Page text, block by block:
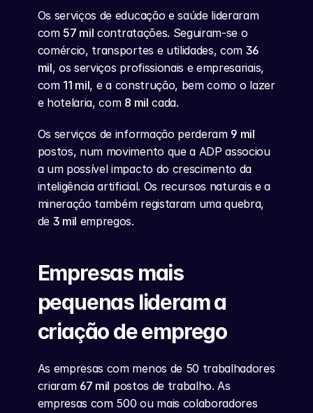
Os serviços de educação e saúde lideraram
com 57 mil contratações. Seguiram-se o
comércio, transportes e utilidades, com 36
mil, os serviços profissionais e empresariais,
com 11 mil, e a construção, bem como o lazer
e hotelaria, com 8 mil cada.
Os serviços de informação perderam 9 mil
postos, num movimento que a ADP associou
a um possível impacto do crescimento da
inteligência artificial. Os recursos naturais e a
mineração também registaram uma quebra,
de 3 mil empregos.
Empresas mais
pequenas lideram a
criação de emprego
As empresas com menos de 50 trabalhadores
criaram 67 mil postos de trabalho. As
empresas com 500 ou mais colaboradores